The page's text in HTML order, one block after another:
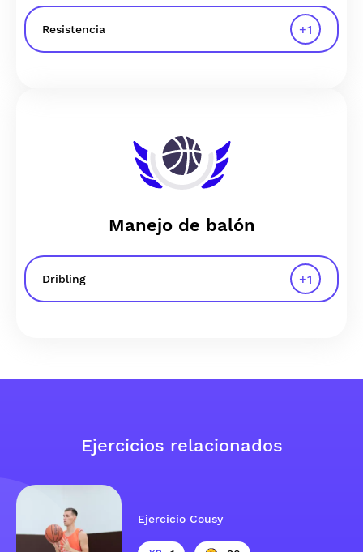
Resistencia +1
Manejo de balón
Dribling +1
Ejercicios relacionados
Ejercicio Cousy